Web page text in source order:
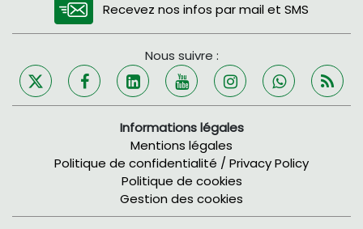
Recevez nos infos par mail et SMS
Nous suivre :
Informations légales
Mentions légales
Politique de confidentialité / Privacy Policy
Politique de cookies
Gestion des cookies